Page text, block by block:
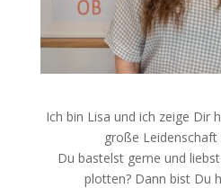
Ich bin Lisa und ich zeige Dir
große
Du bastelst gerne und
plotten? Dann bist Du